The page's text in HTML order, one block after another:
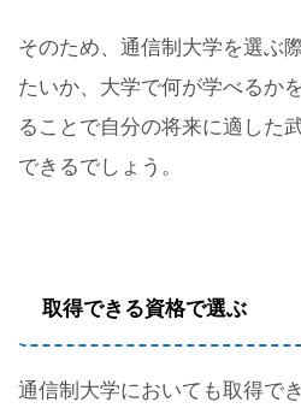
そのため、通信制大学を選ぶ
たいか、大学で何が学べるか
ることで自分の将来に適した
できるでしょう。
取得できる資格で選ぶ
通信制大学においても取得で